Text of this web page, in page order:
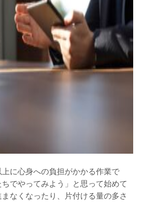
に心身への負担がかかる作業で
でやってみよう」と思って始めて
なくなったり、片付ける量の多さ